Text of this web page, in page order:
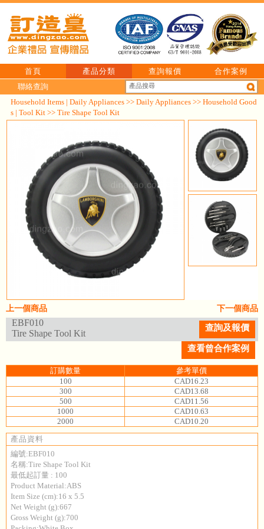
首頁 產品分類 查詢報價
合作案例
聯絡查詢
Household Items | Daily Appliances >> Daily Appliances >> Household Good
s | Tool Kit >> Tire Shape Tool Kit
下一個商品
上一個商品
EBF010
Tire Shape Tool Kit
查詢及報價
查看曾合作案例
訂購數量
參考單價
100
CAD16.23
300
CAD13.68
500
CAD11.56
1000
CAD10.63
2000
CAD10.20
產品資料
編號:EBF010
名稱:Tire Shape Tool Kit
最低起訂量 : 100
Product Material:ABS
Item Size (cm):16 x 5.5
Net Weight (g):667
Gross Weight (g):700